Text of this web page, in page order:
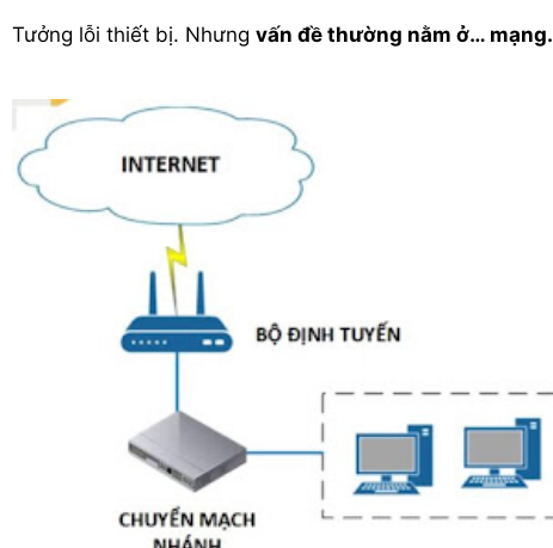
Tưởng lỗi thiết bị. Nhưng vấn đề thường nằm ở… mạng.